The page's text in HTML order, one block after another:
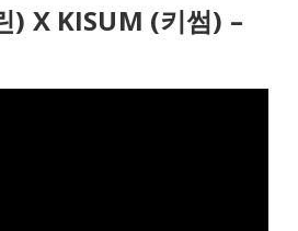
) X KISUM (키썸) –